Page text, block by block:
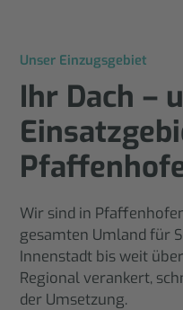
Unser Einzugsgebiet
Ihr Dach –
Wir sind in
gesamten Umland für
Innenstadt bis weit
Regional verankert,
der Umsetzung.